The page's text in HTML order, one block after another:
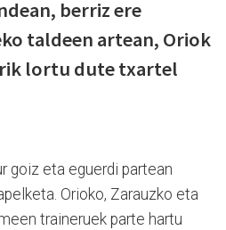
berriz ere
taldeen artean, Oriok
lortu dute txartel
goiz eta eguerdi partean
Orioko, Zarauzko eta
traineruek parte hartu